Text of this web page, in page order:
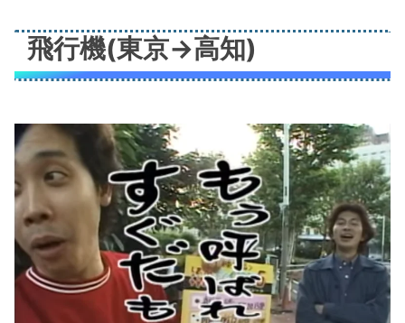
飛行機(東京→高知)